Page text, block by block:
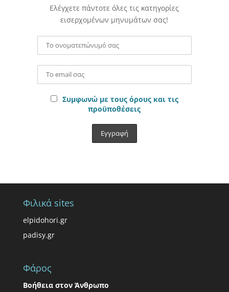
Ελέγχετε πάντοτε όλες τις κατηγορίες
εισερχομένων μηνυμάτων σας!
Συμφωνώ με τους όρους και τις
προϋποθέσεις
Φιλικά sites
elpidohori.gr
padisy.gr
Φάρος
Βοήθεια στον Άνθρωπο